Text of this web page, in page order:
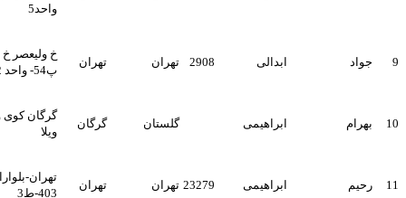
ابدالی 2908 تهران تهران
خ ولیعصر خ فرزان غربی-
ابراهیمی گلستان گرگان
گرگان کوی ویلا تختی 8 مجتمع
ابراهیمی 23279 تهران تهران
تهران-بلواراستادمعین-پلاک